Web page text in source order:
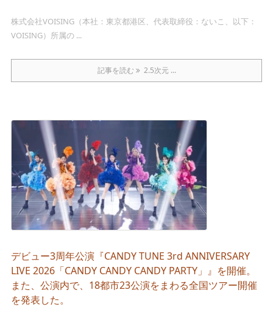
株式会社VOISING（本社：東京都港区、代表取締役：ないこ、以下：
VOISING）所属の ...
記事を読む 2.5次元 ...
デビュー3周年公演『CANDY TUNE 3rd ANNIVERSARY
LIVE 2026「CANDY CANDY CANDY PARTY」』を開催。
また、公演内で、18都市23公演をまわる全国ツアー開催
を発表した。